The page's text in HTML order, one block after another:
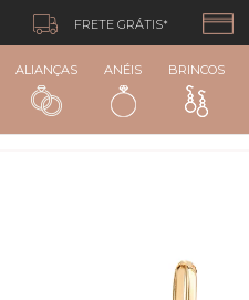
FRETE GRÁTIS*
ALIANÇAS ANÉIS BRINCOS